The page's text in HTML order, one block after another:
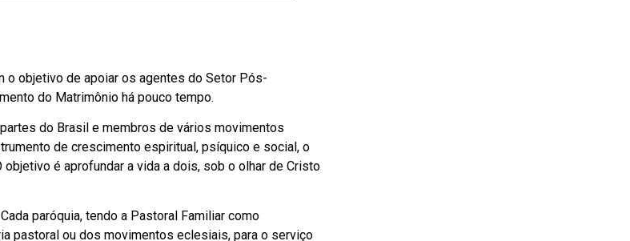
o objetivo de apoiar os agentes do Setor Pós-
do Matrimônio há pouco tempo.
do Brasil e membros de vários movimentos
de crescimento espiritual, psíquico e social, o
é aprofundar a vida a dois, sob o olhar de Cristo
paróquia, tendo a Pastoral Familiar como
pastoral ou dos movimentos eclesiais, para o serviço